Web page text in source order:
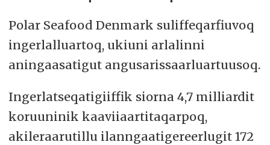
Polar Seafood Denmark suliffeqarfiuvoq
ingerlalluartoq, ukiuni arlalinni
aningaasatigut angusarissaarluartuusoq.
Ingerlatseqatigiiffik siorna 4,7 milliardit
koruuninik kaaviiaartitaqarpoq,
akileraarutillu ilanngaatigereerlugit 172